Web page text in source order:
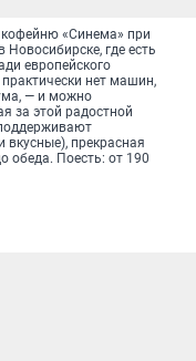
«Синема» при
Новосибирске, где есть
европейского
практически нет машин,
— и можно
за этой радостной
вкусные), прекрасная
обеда. Поесть: от 190